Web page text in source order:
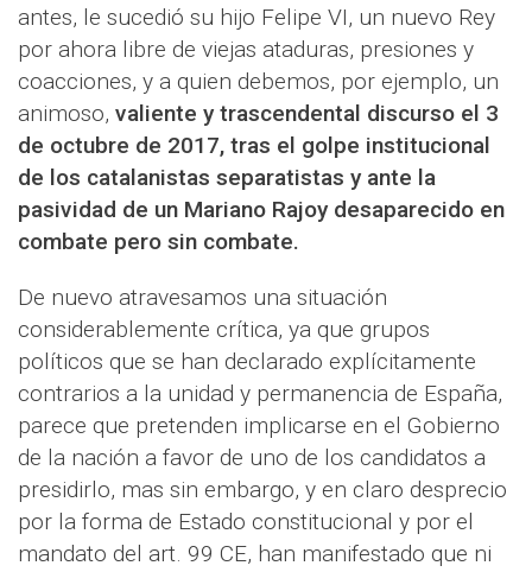
antes, le sucedió su hijo Felipe VI, un nuevo Rey
por ahora libre de viejas ataduras, presiones y
coacciones, y a quien debemos, por ejemplo, un
animoso, valiente y trascendental discurso el 3
de octubre de 2017, tras el golpe institucional
de los catalanistas separatistas y ante la
pasividad de un Mariano Rajoy desaparecido en
combate pero sin combate.
De nuevo atravesamos una situación
considerablemente crítica, ya que grupos
políticos que se han declarado explícitamente
contrarios a la unidad y permanencia de España,
parece que pretenden implicarse en el Gobierno
de la nación a favor de uno de los candidatos a
presidirlo, mas sin embargo, y en claro desprecio
por la forma de Estado constitucional y por el
mandato del art. 99 CE, han manifestado que ni